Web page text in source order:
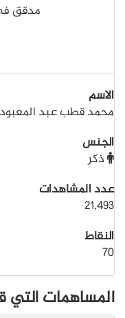
مدقق في
الاسم
محمد قطب عبد المعبود
الجنس
ذكر
عدد المشاهدات
21,493
النقاط
70
المساهمات التي